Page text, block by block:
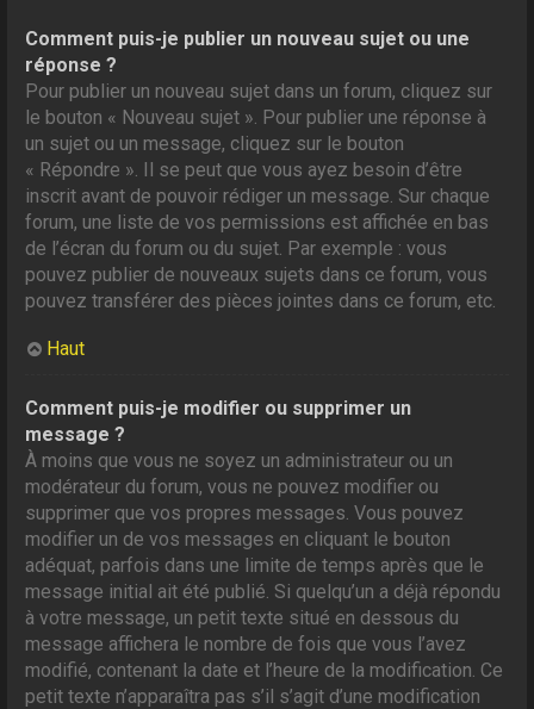
Comment puis-je publier un nouveau sujet ou une
réponse ?
Pour publier un nouveau sujet dans un forum, cliquez sur
le bouton « Nouveau sujet ». Pour publier une réponse à
un sujet ou un message, cliquez sur le bouton
« Répondre ». Il se peut que vous ayez besoin d’être
inscrit avant de pouvoir rédiger un message. Sur chaque
forum, une liste de vos permissions est affichée en bas
de l’écran du forum ou du sujet. Par exemple : vous
pouvez publier de nouveaux sujets dans ce forum, vous
pouvez transférer des pièces jointes dans ce forum, etc.
Haut
Comment puis-je modifier ou supprimer un
message ?
À moins que vous ne soyez un administrateur ou un
modérateur du forum, vous ne pouvez modifier ou
supprimer que vos propres messages. Vous pouvez
modifier un de vos messages en cliquant le bouton
adéquat, parfois dans une limite de temps après que le
message initial ait été publié. Si quelqu’un a déjà répondu
à votre message, un petit texte situé en dessous du
message affichera le nombre de fois que vous l’avez
modifié, contenant la date et l’heure de la modification. Ce
petit texte n’apparaîtra pas s’il s’agit d’une modification